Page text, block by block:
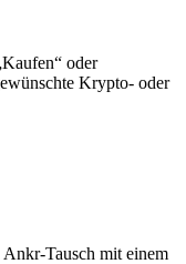
oder
Krypto- oder
Tausch mit einem